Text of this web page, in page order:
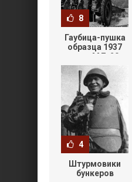
8
Гаубица-пушка
образца 1937
года МЛ-20
4
Штурмовики
бункеров